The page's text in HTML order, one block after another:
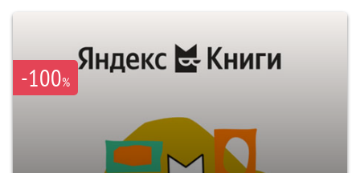
-100%